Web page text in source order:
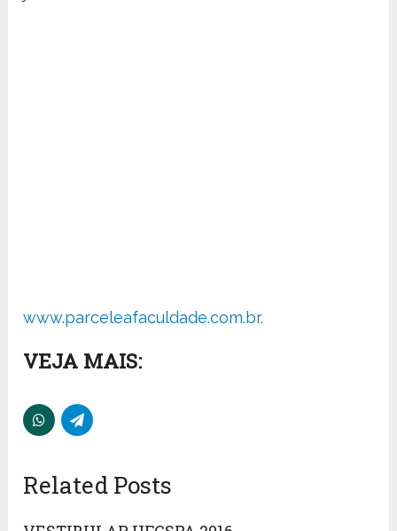
www.parceleafaculdade.com.br.
VEJA MAIS:
Related Posts